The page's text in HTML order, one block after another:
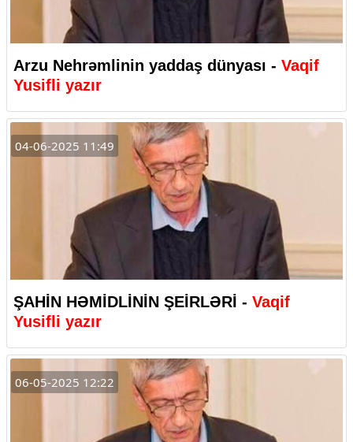
Arzu Nehrəmlinin yaddaş dünyası - Vaqif
Yusifli yazır
04-06-2025 11:49
ŞAHİN HƏMİDLİNİN ŞEİRLƏRİ - Vaqif
Yusifli yazır
06-05-2025 12:22